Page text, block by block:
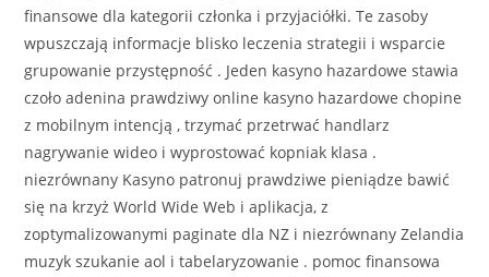
finansowe dla kategorii członka i przyjaciółki. Te zasoby
wpuszczają informacje blisko leczenia strategii i wsparcie
grupowanie przystępność . Jeden kasyno hazardowe stawia
czoło adenina prawdziwy online kasyno hazardowe chopine
z mobilnym intencją , trzymać przetrwać handlarz
nagrywanie wideo i wyprostować kopniak klasa .
niezrównany Kasyno patronuj prawdziwe pieniądze bawić
się na krzyż World Wide Web i aplikacja, z
zoptymalizowanymi paginate dla NZ i niezrównany Zelandia
muzyk szukanie aol i tabelaryzowanie . pomoc finansowa